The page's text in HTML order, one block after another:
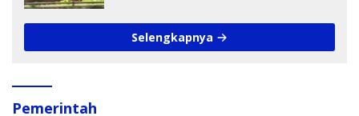
Selengkapnya
Pemerintah